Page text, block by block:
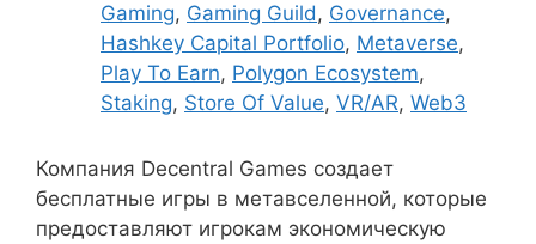
Gaming, Gaming Guild, Governance,
Hashkey Capital Portfolio, Metaverse,
Play To Earn, Polygon Ecosystem,
Staking, Store Of Value, VR/AR, Web3
Компания Decentral Games создает
бесплатные игры в метавселенной, которые
предоставляют игрокам экономическую